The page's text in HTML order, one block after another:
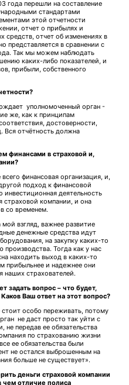
года перешли на составление
стандартами
этой отчетности
отчет о прибылях и
средств, отчет об изменениях в
представляется в сравнении с
Так мы можем наблюдать
каких-либо показателей, и
прибыли, собственного
уполномоченный орган -
же, как к принципам
достоверности,
Вся отчётность должна
финансами в страховой и,
финансовая организация, и,
подход к финансовой
деятельность
страховой компании, и она
со временем.
взгляд, важнее развитие
денежные средства идут
на закупку каких-то
Тогда как у нас
находить выход в каких-то
прибыльнее и надежнее они
наших страхователей.
задать вопрос – что будет,
Ваш ответ на этот вопрос?
особо переживать, потому
не даст просто так уйти с
передав ее обязательства
по страхованию жизни
ее обязательства были
не остался выброшенным на
больше не существует».
деньги страховой компании
чем отличие полиса